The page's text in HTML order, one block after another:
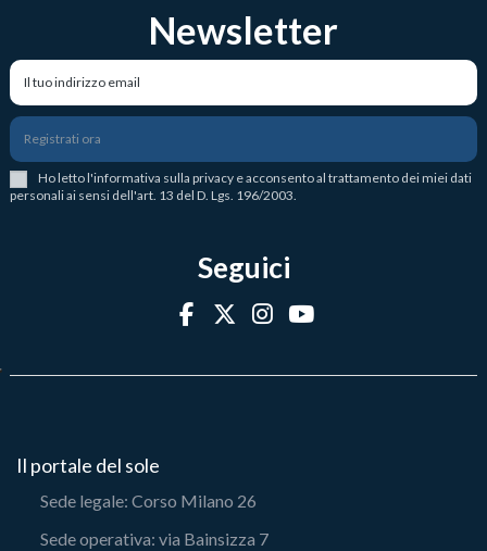
Newsletter
Registrati ora
Ho letto l'informativa sulla privacy e acconsento al trattamento dei miei dati
personali ai sensi dell'art. 13 del D. Lgs. 196/2003.
Seguici
Il portale del sole
Sede legale: Corso Milano 26
Sede operativa: via Bainsizza 7